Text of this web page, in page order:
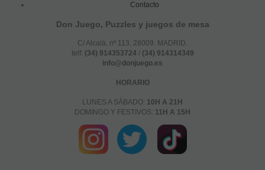
Contacto
Don Juego, Puzzles y juegos de mesa
C/ Alcalá, nº 113, 28009. MADRID.
telf: (34) 914353724/ (34) 914314349
info@donjuego.es
HORARIO
LUNES A SÁBADO: 10H A 21H
DOMINGO Y FESTIVOS: 11H A 15H